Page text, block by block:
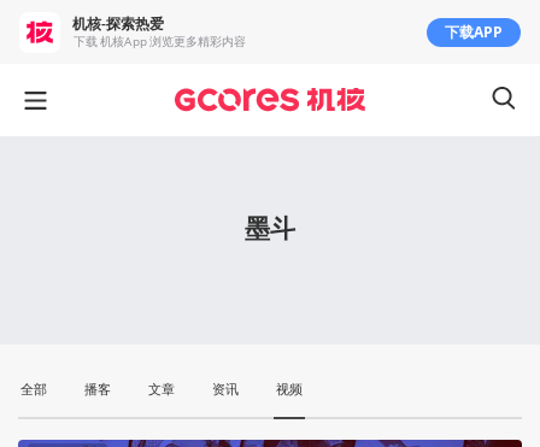
墨斗
全部 播客 文章 资讯 视频
机核-探索热爱
下载 机核App 浏览更多精彩内容 下载APP